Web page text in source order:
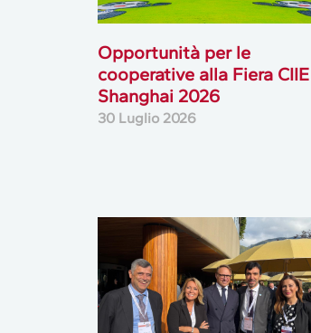
Opportunità per le
cooperative alla Fiera CIIE
Shanghai 2026
30 Luglio 2026